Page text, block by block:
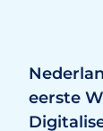
eerste